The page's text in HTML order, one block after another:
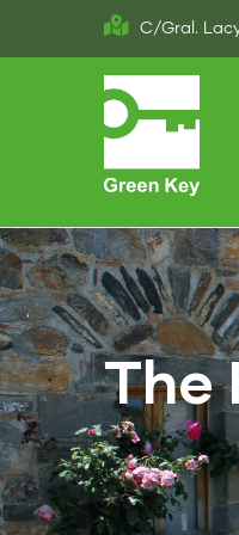
to
C/Gral.
The